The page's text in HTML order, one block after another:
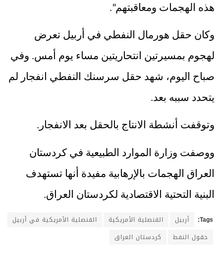
هذه الهجمات ومعاقبتهم”.
وكان حقل هورمال النفطي في أربيل تعرض
لهجوم بمسيرتين انتحاريتين مساء يوم أمس. وفي
صباح اليوم، شهد حقل سرسنك النفطي انفجار لم
يتحدد سببه بعد.
وتوقفت أنشطة الانتاج بالحقل بعد الانفجار.
ووصفت وزارة الموارد الطبيعية في كردستان
العراق الهجمات بالإرهابية مفيدة أنها تستهدف
البنية التحتية الاقتصادية لكردستان العراق.
Tags: أربيل القنصلية الأمريكية
القنصلية الأمريكية في أربيل
حقول النفط
كردستان العراق